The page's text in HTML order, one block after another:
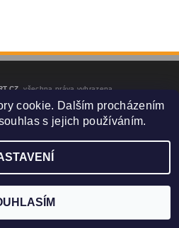
, všechna práva vyhrazena
Shoptet
cookie. Dalším procházením
s jejich používáním.